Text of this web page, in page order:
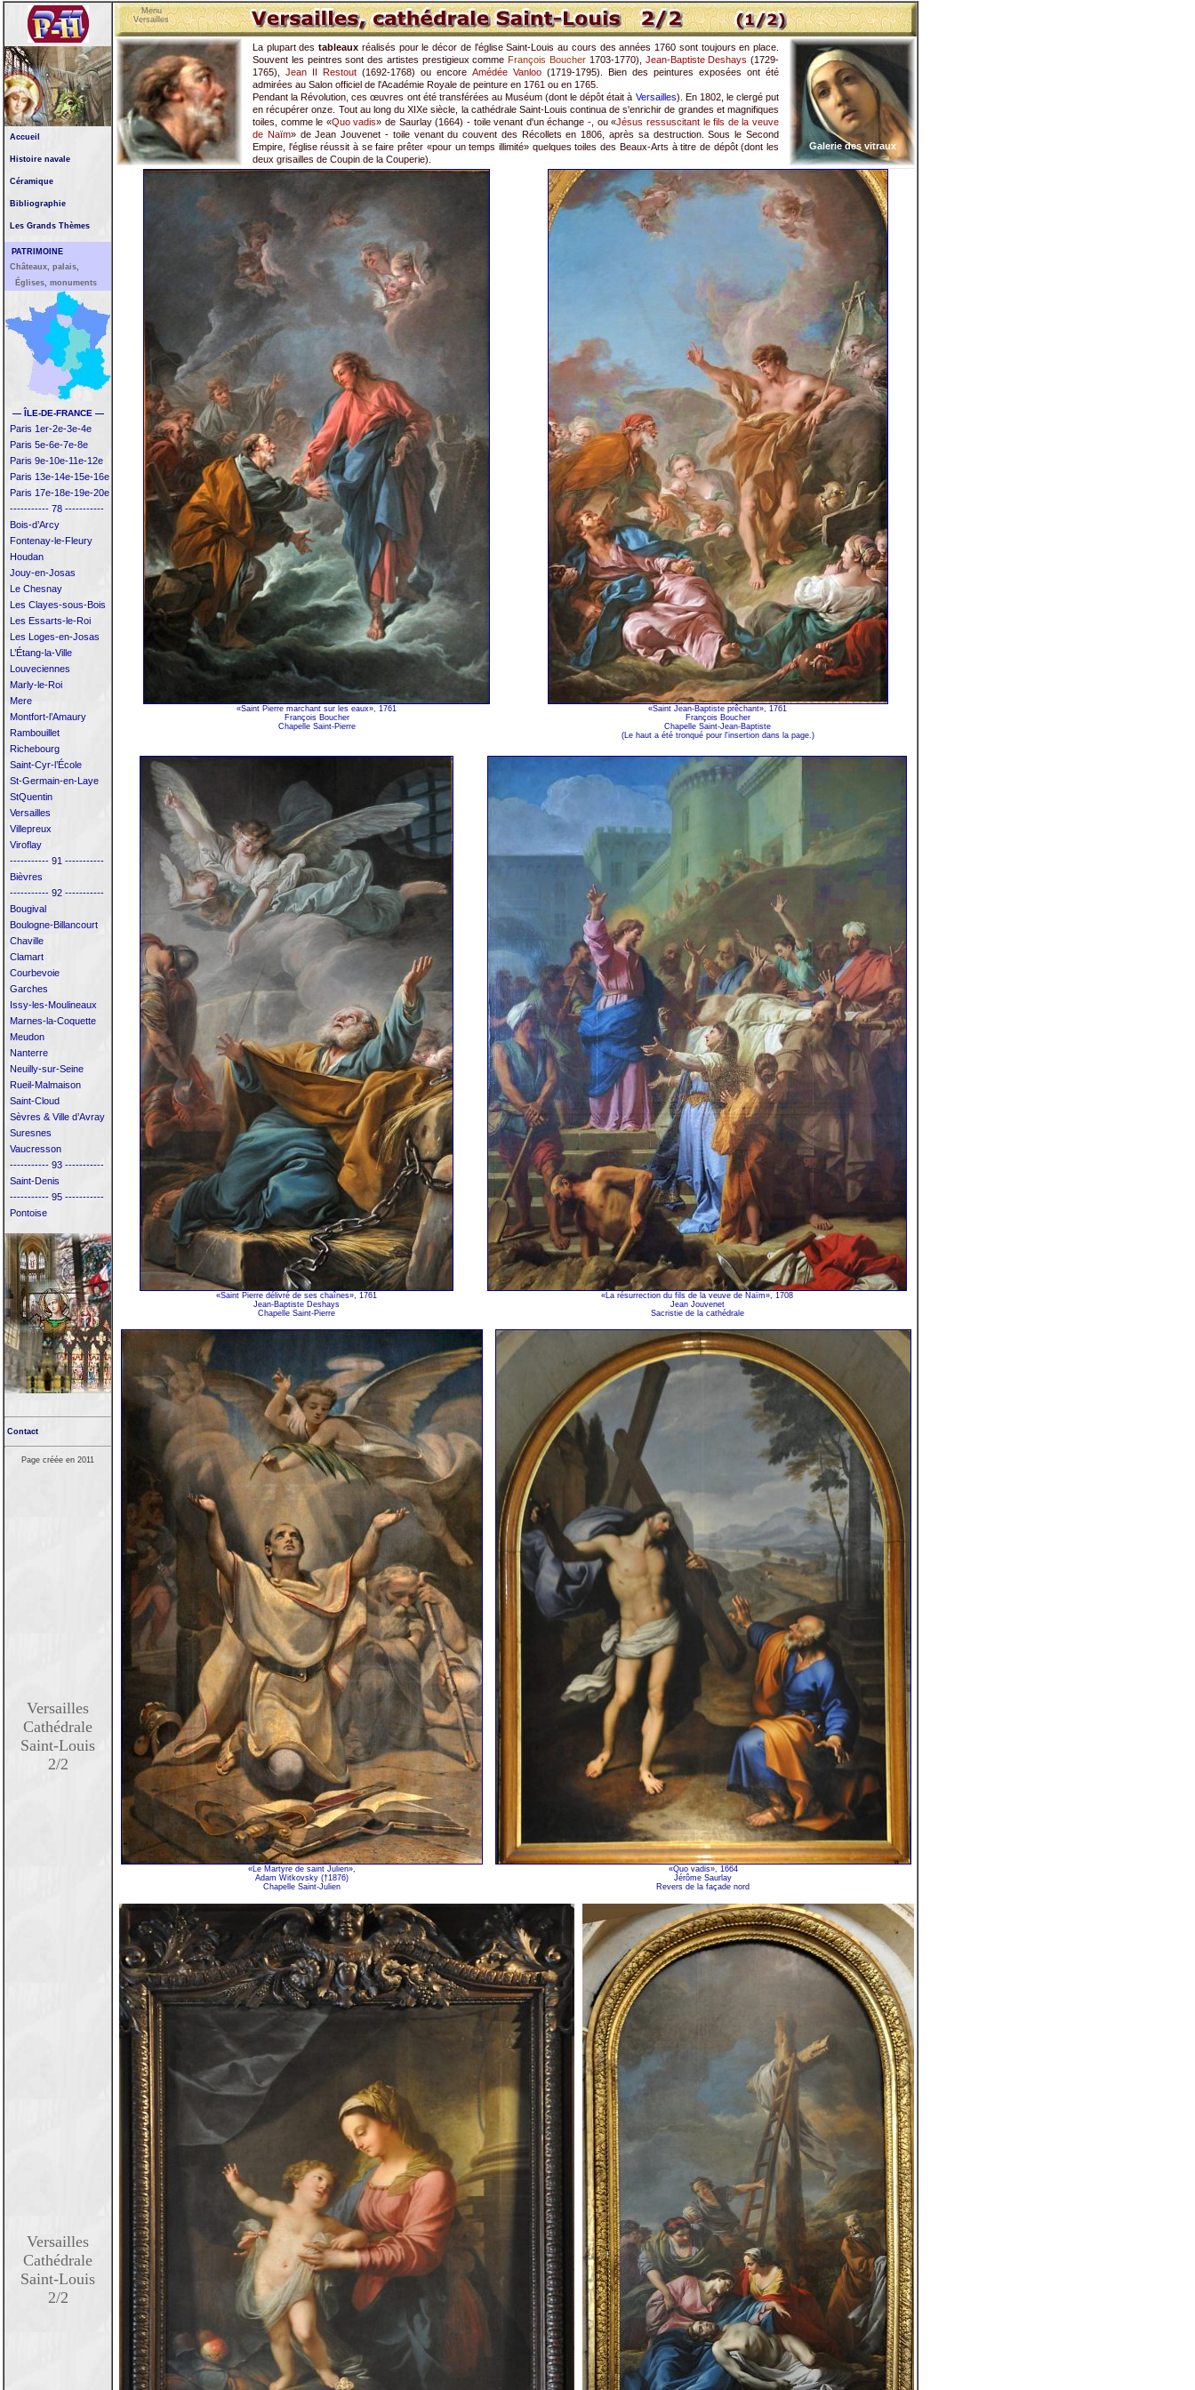
Accueil
Histoire navale
Céramique
Bibliographie
Les Grands Thèmes
PATRIMOINE
Châteaux, palais,
Églises, monuments
— ÎLE-DE-FRANCE —
Paris 1er-2e-3e-4e
Paris 5e-6e-7e-8e
Paris 9e-10e-11e-12e
Paris 13e-14e-15e-16e
Paris 17e-18e-19e-20e
----------- 78 -----------
Bois-d’Arcy
Fontenay-le-Fleury
Houdan
Jouy-en-Josas
Le Chesnay
Les Clayes-sous-Bois
Les Essarts-le-Roi
Les Loges-en-Josas
L’Étang-la-Ville
Louveciennes
Marly-le-Roi
Mere
Montfort-l’Amaury
Rambouillet
Richebourg
Saint-Cyr-l’École
St-Germain-en-Laye
StQuentin
Versailles
Villepreux
Viroflay
----------- 91 -----------
Bièvres
----------- 92 -----------
Bougival
Boulogne-Billancourt
Chaville
Clamart
Courbevoie
Garches
Issy-les-Moulineaux
Marnes-la-Coquette
Meudon
Nanterre
Neuilly-sur-Seine
Rueil-Malmaison
Saint-Cloud
Sèvres & Ville d’Avray
Suresnes
Vaucresson
----------- 93 -----------
Saint-Denis
----------- 95 -----------
Pontoise
Contact
Page créée en 2011
Versailles
Cathédrale
Saint-Louis
2/2
Versailles
Cathédrale
Saint-Louis
2/2
La plupart des tableaux réalisés pour le décor de l'église Saint-Louis au cours des années 1760 sont toujours en place.
Souvent les peintres sont des artistes prestigieux comme François Boucher1703-1770), Jean-Baptiste Deshays (1729-
1765),Jean II Restout (1692-1768) ou encore Amédée Vanloo(1719-1795). Bien des peintures exposées ont été
admirées au Salon officiel de l'Académie Royale de peinture en 1761 ou en 1765.
Pendant la Révolution, ces œuvres ont été transférées au Muséum (dont le dépôt était à Versailles). En 1802, le clergé put
en récupérer onze. Tout au long du XIXe siècle, la cathédrale Saint-Louis continua de s'enrichir de grandes et magnifiques
toiles, comme le «Quo vadis» de Saurlay (1664) - toile venant d'un échange -, ou «Jésus ressuscitant le fils de la veuve
de Naïm» de Jean Jouvenet - toile venant du couvent des Récollets en 1806, après sa destruction. Sous le Second
Empire, l'église réussit à se faire prêter «pour un temps illimité» quelques toiles des Beaux-Arts à titre de dépôt (dont les
deux grisailles de Coupin de la Couperie).
Galerie des vitraux
«Saint Pierre marchant sur les eaux», 1761
François Boucher
Chapelle Saint-Pierre
«Saint Jean-Baptiste prêchant», 1761
François Boucher
Chapelle Saint-Jean-Baptiste
(Le haut a été tronqué pour l'insertion dans la page.)
«Saint Pierre délivré de ses chaînes», 1761
Jean-Baptiste Deshays
Chapelle Saint-Pierre
«La résurrection du fils de la veuve de Naïm», 1708
Jean Jouvenet
Sacristie de la cathédrale
«Le Martyre de saint Julien»,
Adam Witkovsky (†1876)
Chapelle Saint-Julien
«Quo vadis», 1664
Jérôme Saurlay
Revers de la façade nord
Menu
Versailles